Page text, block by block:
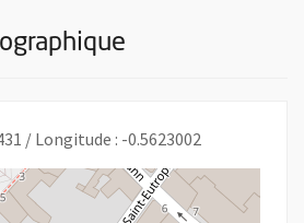
/ Longitude : -0.5623002